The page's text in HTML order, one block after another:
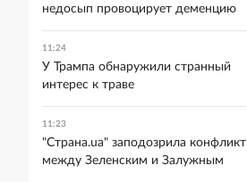
недосып провоцирует деменцию
11:24
У Трампа обнаружили странный
интерес к траве
11:23
"Страна.ua" заподозрила конфликт
между Зеленским и Залужным